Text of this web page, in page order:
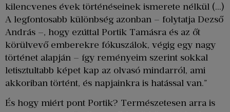
kilencvenes évek történéseinek ismerete nélkül (…)
A legfontosabb különbség azonban – folytatja Dezső
András –, hogy ezúttal Portik Tamásra és az őt
körülvevő emberekre fókuszálok, végig egy nagy
történet alapján – így reményeim szerint sokkal
letisztultabb képet kap az olvasó mindarról, ami
akkoriban történt, és napjainkra is hatással van.”
És hogy miért pont Portik? Természetesen arra is